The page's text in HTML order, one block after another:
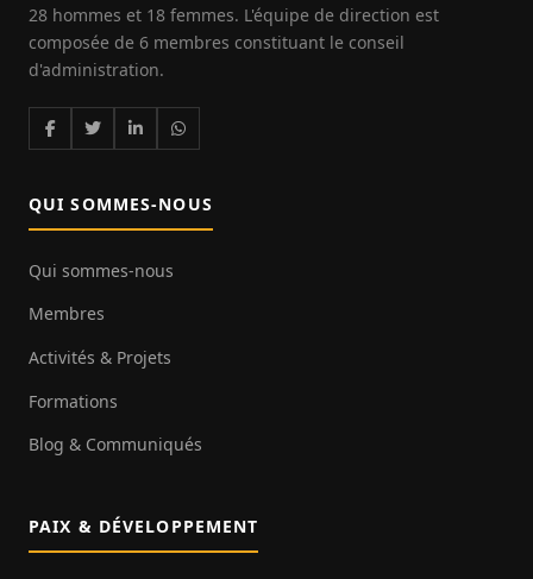
28 hommes et 18 femmes. L'équipe de direction est
composée de 6 membres constituant le conseil
d'administration.
QUI SOMMES-NOUS
Qui sommes-nous
Membres
Activités & Projets
Formations
Blog & Communiqués
PAIX & DÉVELOPPEMENT